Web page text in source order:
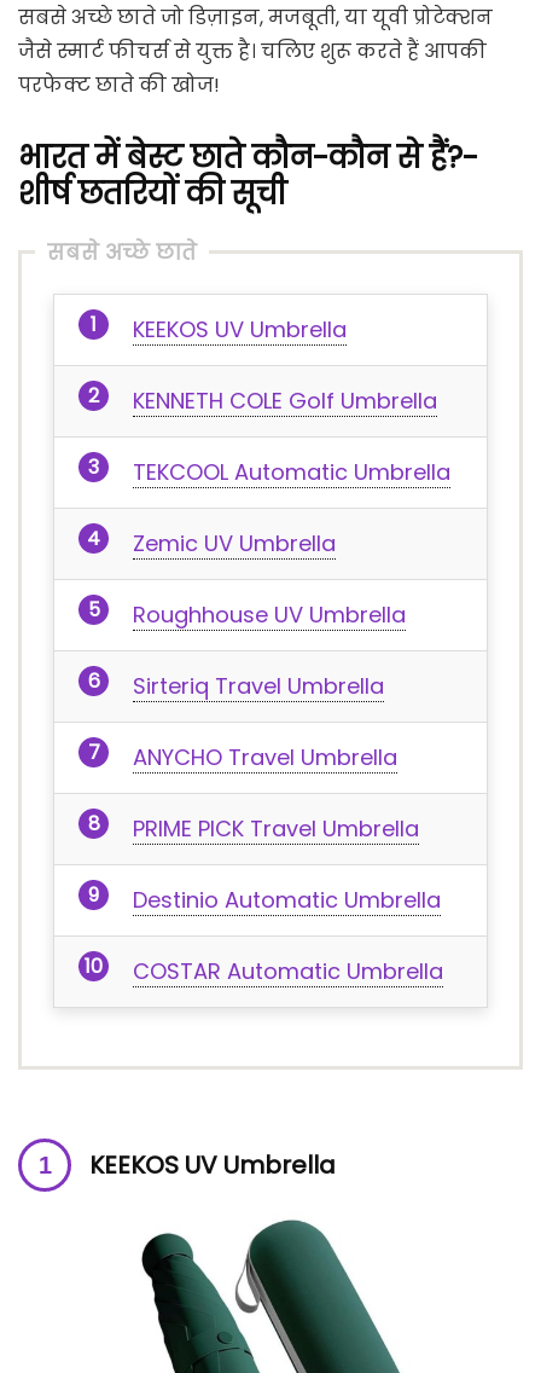
सबसे अच्छे छाते जो डिज़ाइन, मजबूती, या यूवी प्रोटेक्शन
जैसे स्मार्ट फीचर्स से युक्त है। चलिए शुरू करते हैं आपकी
परफेक्ट छाते की खोज!
भारत में बेस्ट छाते कौन-कौन से हैं?-
शीर्ष छतरियों की सूची
सबसे अच्छे छाते
KEEKOS UV Umbrella
KENNETH COLE Golf Umbrella
TEKCOOL Automatic Umbrella
Zemic UV Umbrella
Roughhouse UV Umbrella
Sirteriq Travel Umbrella
ANYCHO Travel Umbrella
PRIME PICK Travel Umbrella
Destinio Automatic Umbrella
COSTAR Automatic Umbrella
KEEKOS UV Umbrella